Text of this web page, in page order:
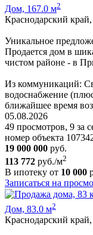
Дом, 167.0 м2
Краснодарский
Уникальное
Продается дом в
чистом районе - в
Из коммуникаций:
водоснабжение
ближайшее время
05.08.2026
49 просмотров, 9 за
номер объекта
19 000 000 руб.
113 772 руб./м2
В ипотеку от 10 000
Записаться на
Дом, 83.0 м2
Краснодарский